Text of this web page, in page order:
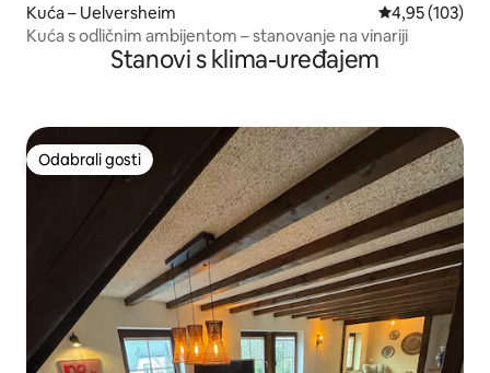
Kuća – Uelversheim Prosječna
4,95 (103)
Kuća s odličnim ambijentom – stanovanje na vinariji
Stanovi s klima-uređajem
Odabrali gosti
Odabrali gosti